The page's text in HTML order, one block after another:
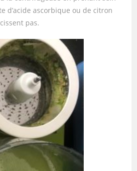
d’acide ascorbique ou de citron
pas.